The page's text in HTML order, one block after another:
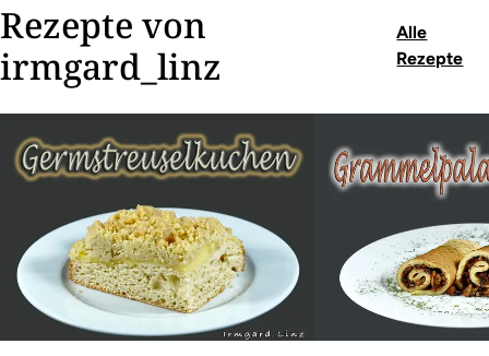
Rezepte von
irmgard_linz
Alle
Rezepte